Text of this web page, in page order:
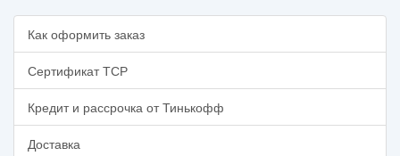
Покупателям
Новости
Акции
Контакты
Как оформить заказ
Сертификат ТСР
Кредит и рассрочка от Тинькофф
Доставка